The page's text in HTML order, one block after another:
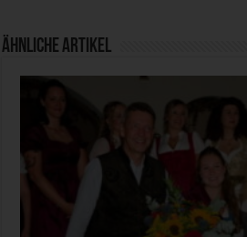
Ähnliche Artikel